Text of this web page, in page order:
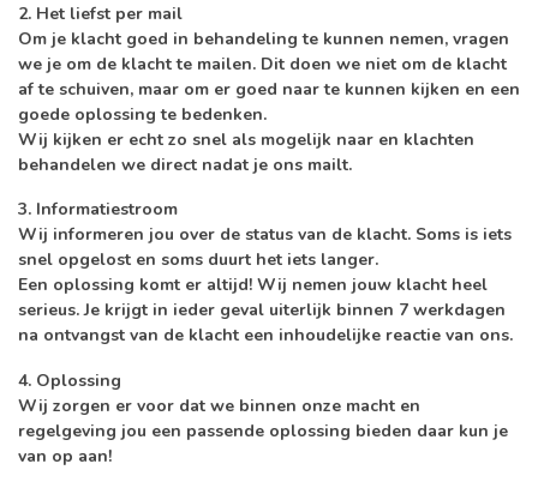
2. Het liefst per mail
Om je klacht goed in behandeling te kunnen nemen, vragen
we je om de klacht te mailen. Dit doen we niet om de klacht
af te schuiven, maar om er goed naar te kunnen kijken en een
goede oplossing te bedenken.
Wij kijken er echt zo snel als mogelijk naar en klachten
behandelen we direct nadat je ons mailt.
3. Informatiestroom
Wij informeren jou over de status van de klacht. Soms is iets
snel opgelost en soms duurt het iets langer.
Een oplossing komt er altijd! Wij nemen jouw klacht heel
serieus. Je krijgt in ieder geval uiterlijk binnen 7 werkdagen
na ontvangst van de klacht een inhoudelijke reactie van ons.
4. Oplossing
Wij zorgen er voor dat we binnen onze macht en
regelgeving jou een passende oplossing bieden daar kun je
van op aan!